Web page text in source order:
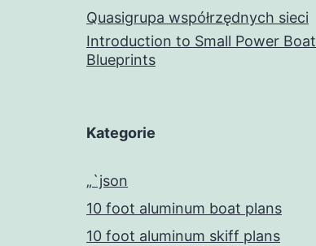
Quasigrupa współrzędnych sieci
Introduction to Small Power Boat
Blueprints
Kategorie
„`json
10 foot aluminum boat plans
10 foot aluminum skiff plans